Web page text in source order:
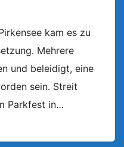
kam es zu
Mehrere
und beleidigt, eine
sein. Streit
Parkfest in…